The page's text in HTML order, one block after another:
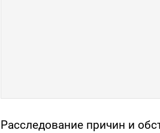
Расследование причин и